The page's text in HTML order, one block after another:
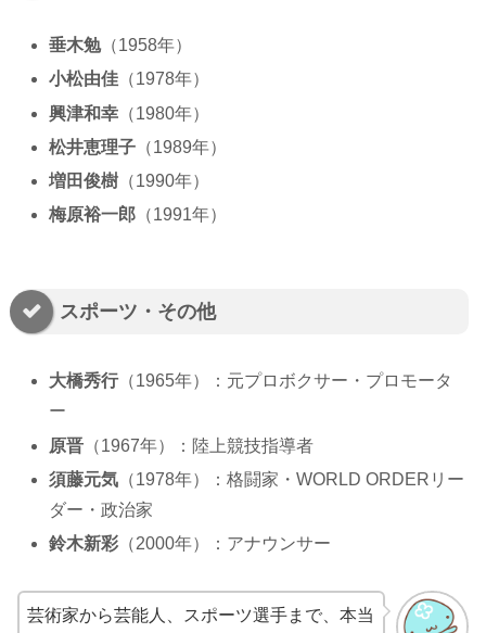
垂木勉（1958年）
小松由佳 （1978年）
興津和幸 （1980年）
松井恵理子 （1989年）
増田俊樹 （1990年）
梅原裕一郎 （1991年）
スポーツ・その他
大橋秀行（1965年）：元プロボクサー・プロモータ
ー
原晋 （1967年）：陸上競技指導者
須藤元気 （1978年）：格闘家・WORLD ORDERリー
ダー・政治家
鈴木新彩 （2000年）：アナウンサー
芸術家から芸能人、スポーツ選手まで、本当